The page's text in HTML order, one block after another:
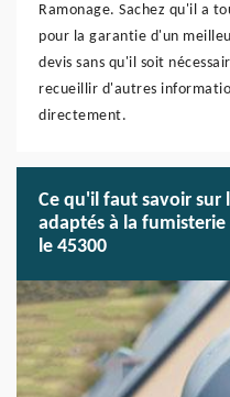
Ramonage. Sachez qu'il a
pour la garantie d'un
devis sans qu'il soit
recueillir d'autres
directement.
Ce qu'il faut savoir sur
adaptés à la fumisterie
le 45300